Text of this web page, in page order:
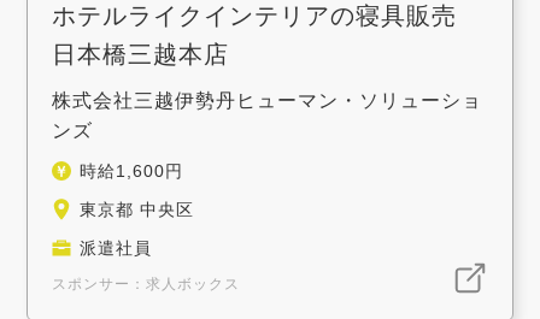
ホテルライクインテリアの寝具販売
日本橋三越本店
株式会社三越伊勢丹ヒューマン・ソリューショ
ンズ
時給1,600円
東京都 中央区
派遣社員
スポンサー：求人ボックス